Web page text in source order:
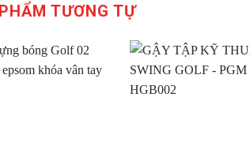
TƯƠNG TỰ